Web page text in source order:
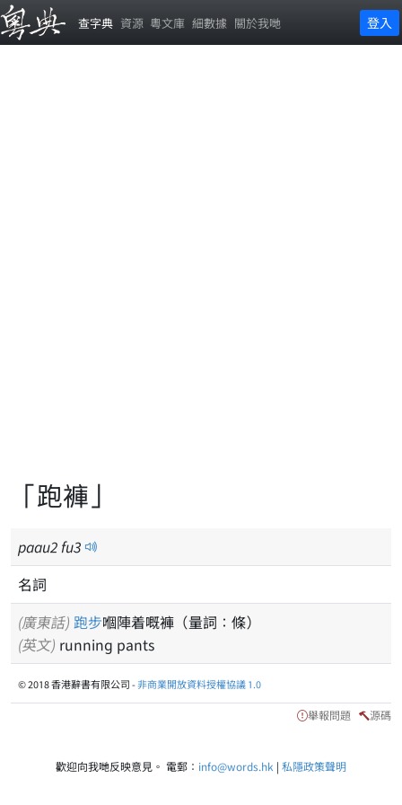
查字典 資源 粵文庫 細數據 關於我哋 登入
「跑褲」
paau2fu3
名詞
(廣東話) 跑步嗰陣着嘅褲（量詞：條）
(英文) running pants
© 2018 香港辭書有限公司 -非商業開放資料授權協議 1.0
舉報問題 源碼
歡迎向我哋反映意見。 電郵： info@words.hk | 私隱政策聲明